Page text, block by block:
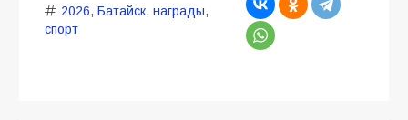
2026, Батайск, награды,
спорт